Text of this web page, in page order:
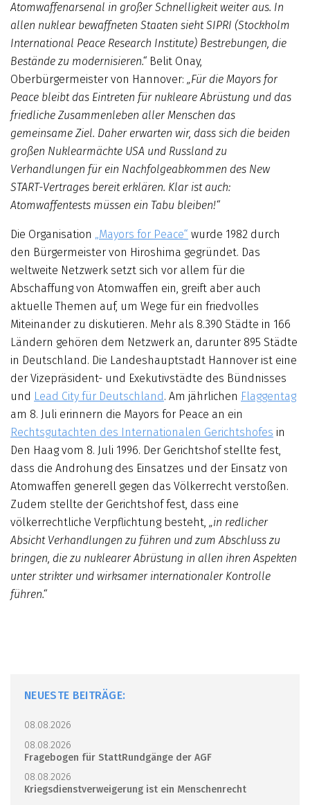
Atomwaffenarsenal in großer Schnelligkeit weiter aus. In
allen nuklear bewaffneten Staaten sieht SIPRI (Stockholm
International Peace Research Institute) Bestrebungen, die
Bestände zu modernisieren.“ Belit Onay,
Oberbürgermeister von Hannover: „Für die Mayors for
Peace bleibt das Eintreten für nukleare Abrüstung und das
friedliche Zusammenleben aller Menschen das
gemeinsame Ziel. Daher erwarten wir, dass sich die beiden
großen Nuklearmächte USA und Russland zu
Verhandlungen für ein Nachfolgeabkommen des New
START-Vertrages bereit erklären. Klar ist auch:
Atomwaffentests müssen ein Tabu bleiben!“
Die Organisation „Mayors for Peace“ wurde 1982 durch
den Bürgermeister von Hiroshima gegründet. Das
weltweite Netzwerk setzt sich vor allem für die
Abschaffung von Atomwaffen ein, greift aber auch
aktuelle Themen auf, um Wege für ein friedvolles
Miteinander zu diskutieren. Mehr als 8.390 Städte in 166
Ländern gehören dem Netzwerk an, darunter 895 Städte
in Deutschland. Die Landeshauptstadt Hannover ist eine
der Vizepräsident- und Exekutivstädte des Bündnisses
und Lead City für Deutschland. Am jährlichen Flaggentag
am 8. Juli erinnern die Mayors for Peace an ein
Rechtsgutachten des Internationalen Gerichtshofes in
Den Haag vom 8. Juli 1996. Der Gerichtshof stellte fest,
dass die Androhung des Einsatzes und der Einsatz von
Atomwaffen generell gegen das Völkerrecht verstoßen.
Zudem stellte der Gerichtshof fest, dass eine
völkerrechtliche Verpflichtung besteht, „in redlicher
Absicht Verhandlungen zu führen und zum Abschluss zu
bringen, die zu nuklearer Abrüstung in allen ihren Aspekten
unter strikter und wirksamer internationaler Kontrolle
führen.“
NEUESTE BEITRÄGE:
08.08.2026
08.08.2026
Fragebogen für StattRundgänge der AGF
08.08.2026
Kriegsdienstverweigerung ist ein Menschenrecht